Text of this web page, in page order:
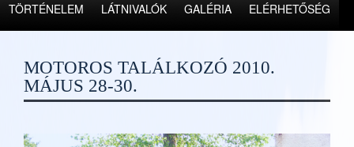
TÖRTÉNELEM LÁTNIVALÓK GALÉRIA ELÉRHETŐSÉG
MOTOROS TALÁLKOZÓ 2010.
MÁJUS 28-30.